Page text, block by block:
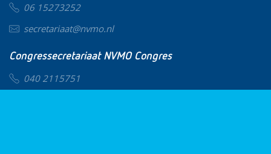
06 15273252
secretariaat@nvmo.nl
Congressecretariaat NVMO Congres
040 2115751